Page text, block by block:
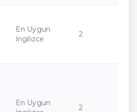
En Uygun
İngilizce
2
En Uygun
2